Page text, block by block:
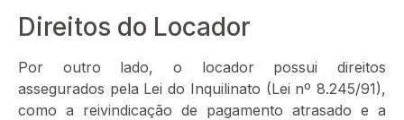
Direitos do Locador
Por outro lado, o locador possui direitos
assegurados pela Lei do Inquilinato (Lei nº 8.245/91),
como a reivindicação de pagamento atrasado e a